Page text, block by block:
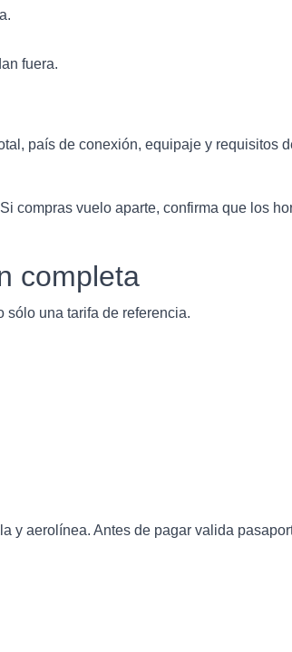
fuera.
país de conexión, equipaje y requisitos
compras vuelo aparte, confirma que los
completa
sólo una tarifa de referencia.
y aerolínea. Antes de pagar valida